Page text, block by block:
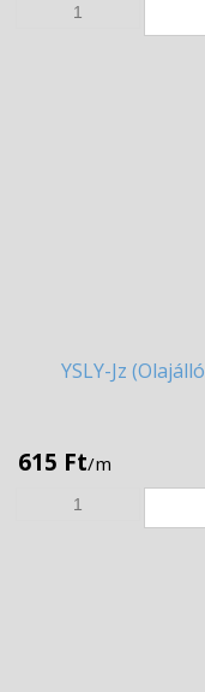
YSLY-Jz
615 Ft/m